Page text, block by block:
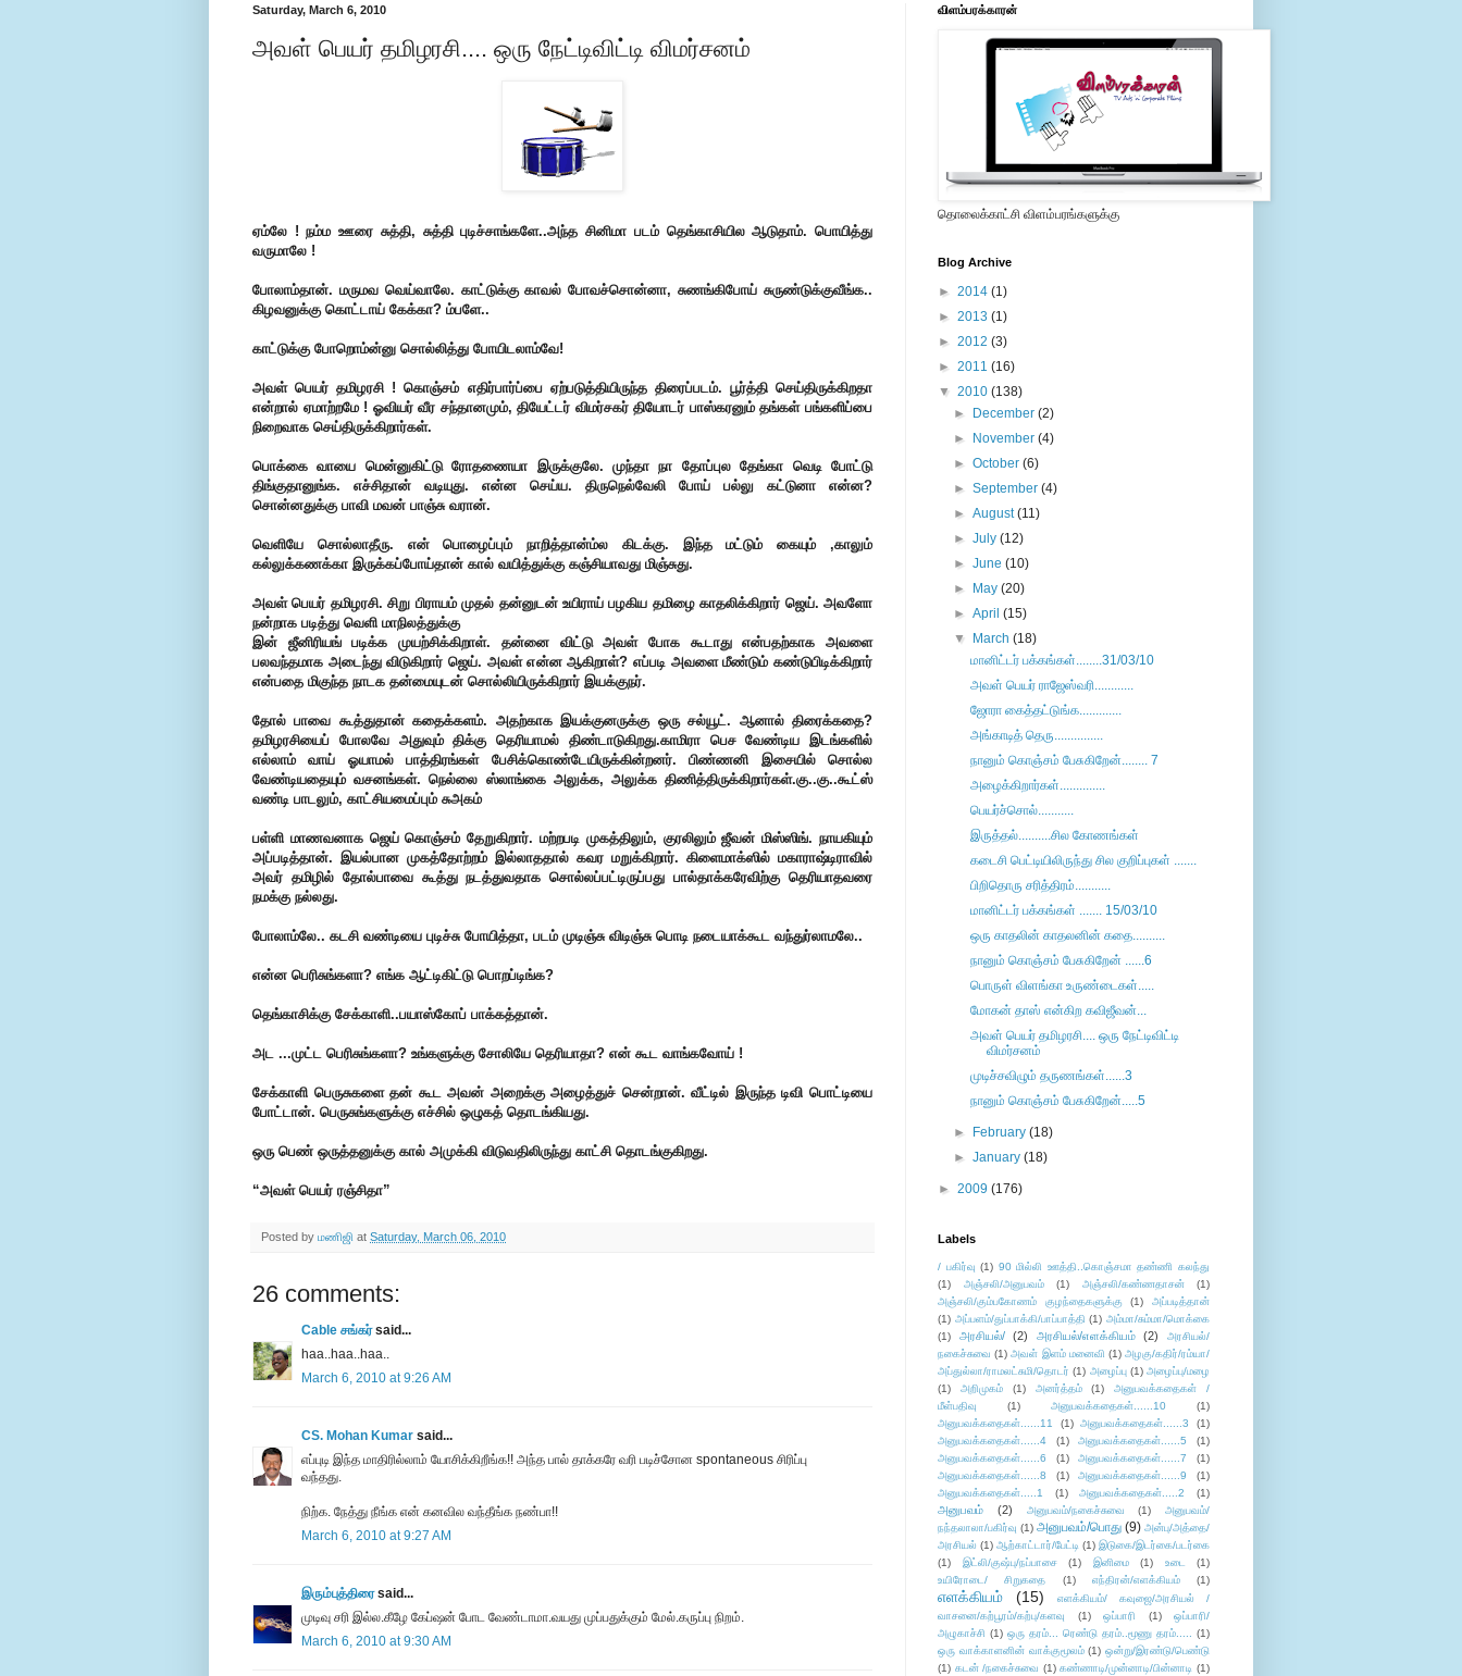
Saturday, March 6, 2010
அவள் பெயர் தமிழரசி.... ஒரு நேட்டிவிட்டி விமர்சனம்
ஏம்லே ! நம்ம ஊரை சுத்தி, சுத்தி புடிச்சாங்களே..அந்த சினிமா படம் தெங்காசியில ஆடுதாம். பொயித்து
வருமாலே !
போலாம்தான். மருமவ வெய்வாலே. காட்டுக்கு காவல் போவச்சொன்னா, சுணங்கிபோய் சுருண்டுக்குவீங்க..
கிழவனுக்கு கொட்டாய் கேக்கா? ம்பளே..
காட்டுக்கு போறொம்ன்னு சொல்லித்து போயிடலாம்வே!
அவள் பெயர் தமிழரசி ! கொஞ்சம் எதிர்பார்ப்பை ஏற்படுத்தியிருந்த திரைப்படம். பூர்த்தி செய்திருக்கிறதா
என்றால் ஏமாற்றமே ! ஓவியர் வீர சந்தானமும், தியேட்டர் விமர்சகர் தியோடர் பாஸ்கரனும் தங்கள் பங்களிப்பை
நிறைவாக செய்திருக்கிறார்கள்.
பொக்கை வாயை மென்னுகிட்டு ரோதணையா இருக்குலே. முந்தா நா தோப்புல தேங்கா வெடி போட்டு
திங்குதானுங்க. எச்சிதான் வடியுது. என்ன செய்ய. திருநெல்வேலி போய் பல்லு கட்டுனா என்ன?
சொன்னதுக்கு பாவி மவன் பாஞ்சு வரான்.
வெளியே சொல்லாதீரு. என் பொழைப்பும் நாறித்தான்ம்ல கிடக்கு. இந்த மட்டும் கையும் ,காலும்
கல்லுக்கணக்கா இருக்கப்போய்தான் கால் வயித்துக்கு கஞ்சியாவது மிஞ்சுது.
அவள் பெயர் தமிழரசி. சிறு பிராயம் முதல் தன்னுடன் உயிராய் பழகிய தமிழை காதலிக்கிறார் ஜெய். அவளோ
நன்றாக படித்து வெளி மாநிலத்துக்கு
இன் ஜீனிரியங் படிக்க முயற்சிக்கிறாள். தன்னை விட்டு அவள் போக கூடாது என்பதற்காக அவளை
பலவந்தமாக அடைந்து விடுகிறார் ஜெய். அவள் என்ன ஆகிறாள்? எப்படி அவளை மீண்டும் கண்டுபிடிக்கிறார்
என்பதை மிகுந்த நாடக தன்மையுடன் சொல்லியிருக்கிறார் இயக்குநர்.
தோல் பாவை கூத்துதான் கதைக்களம். அதற்காக இயக்குனருக்கு ஒரு சல்யூட். ஆனால் திரைக்கதை?
தமிழரசியைப் போலவே அதுவும் திக்கு தெரியாமல் திண்டாடுகிறது.காமிரா பெச வேண்டிய இடங்களில்
எல்லாம் வாய் ஓயாமல் பாத்திரங்கள் பேசிக்கொண்டேயிருக்கின்றனர். பிண்ணனி இசையில் சொல்ல
வேண்டியதையும் வசனங்கள். நெல்லை ஸ்லாங்கை அலுக்க, அலுக்க திணித்திருக்கிறார்கள்.கு..கு..கூட்ஸ்
வண்டி பாடலும், காட்சியமைப்பும் சுஅகம்
பள்ளி மாணவனாக ஜெய் கொஞ்சம் தேறுகிறார். மற்றபடி முகத்திலும், குரலிலும் ஜீவன் மிஸ்ஸிங். நாயகியும்
அப்படித்தான். இயல்பான முகத்தோற்றம் இல்லாததால் கவர மறுக்கிறார். கிளைமாக்ஸில் மகாராஷ்டிராவில்
அவர் தமிழில் தோல்பாவை கூத்து நடத்துவதாக சொல்லப்பட்டிருப்பது பால்தாக்கரேவிற்கு தெரியாதவரை
நமக்கு நல்லது.
போலாம்லே.. கடசி வண்டியை புடிச்சு போயித்தா, படம் முடிஞ்சு விடிஞ்சு பொடி நடையாக்கூட வந்துர்லாமலே..
என்ன பெரிசுங்களா? எங்க ஆட்டிகிட்டு பொறப்டிங்க?
தெங்காசிக்கு சேக்காளி..பயாஸ்கோப் பாக்கத்தான்.
அட ...முட்ட பெரிசுங்களா? உங்களுக்கு சோலியே தெரியாதா? என் கூட வாங்கவோய் !
சேக்காளி பெருசுகளை தன் கூட அவன் அறைக்கு அழைத்துச் சென்றான். வீட்டில் இருந்த டிவி பொட்டியை
போட்டான். பெருசுங்களுக்கு எச்சில் ஒழுகத் தொடங்கியது.
ஒரு பெண் ஒருத்தனுக்கு கால் அமுக்கி விடுவதிலிருந்து காட்சி தொடங்குகிறது.
“அவள் பெயர் ரஞ்சிதா”
Posted by மணிஜி at Saturday, March 06, 2010
26 comments:
Cable சங்கர்said...
haa..haa..haa..
March 6, 2010 at 9:26 AM
CS. Mohan Kumar said...
எப்புடி இந்த மாதிரில்லாம் யோசிக்கிறீங்க!! அந்த பால் தாக்கரே வரி படிச்சோன spontaneous சிரிப்பு
வந்தது.
நிற்க. நேத்து நீங்க என் கனவில வந்தீங்க நண்பா!!
March 6, 2010 at 9:27 AM
இரும்புத்திரைsaid...
முடிவு சரி இல்ல.கீழே கேப்ஷன் போட வேண்டாமா.வயது முப்பதுக்கும் மேல்.கருப்பு நிறம்.
March 6, 2010 at 9:30 AM
விளம்பரக்காரன்
தொலைக்காட்சி விளம்பரங்களுக்கு
Blog Archive
► 2014 (1)
► 2013 (1)
► 2012 (3)
► 2011 (16)
▼ 2010 (138)
►
December(2)
►
November(4)
►October(6)
►September(4)
►August(11)
►July(12)
►June(10)
►
May(20)
►April(15)
▼
March(18)
மானிட்டர் பக்கங்கள்........31/03/10
அவள் பெயர் ராஜேஸ்வரி............
ஜோரா கைத்தட்டுங்க.............
அங்காடித் தெரு...............
நானும் கொஞ்சம் பேசுகிறேன்........ 7
அழைக்கிறார்கள்..............
பெயர்ச்சொல்...........
இருத்தல்..........சில கோணங்கள்
கடைசி பெட்டியிலிருந்து சில குறிப்புகள் .......
பிறிதொரு சரித்திரம்...........
மானிட்டர் பக்கங்கள் ....... 15/03/10
ஒரு காதலின் காதலனின் கதை..........
நானும் கொஞ்சம் பேசுகிறேன் ......6
பொருள் விளங்கா உருண்டைகள்.....
மோகன் தாஸ் என்கிற கவிஜீவன்...
அவள் பெயர் தமிழரசி.... ஒரு நேட்டிவிட்டி
விமர்சனம்
முடிச்சவிழும் தருணங்கள்......3
நானும் கொஞ்சம் பேசுகிறேன்.....5
► February(18)
►January(18)
► 2009 (176)
Labels
/ பகிர்வு (1) 90 மில்லி ஊத்தி..கொஞ்சமா தண்ணி கலந்து
(1)
அஞ்சலி/அனுபவம் (1) அஞ்சலி/கண்ணதாசன்
(1)
அஞ்சலி/கும்பகோணம் குழந்தைகளுக்கு
(1)
அப்படித்தான்
(1) அப்பளம்/துப்பாக்கி/பாப்பாத்தி (1) அம்மா/சும்மா/மொக்கை
(1)
அரசியல்/ (2) அரசியல்/எளக்கியம் (2)
அரசியல்/
நகைச்சுவை (1) அவள் இளம் மனைவி (1) அழகு/கதிர்/ரம்யா/
அப்துல்லா/ராமலட்சுமி/தொடர் (1) அழைப்பு (1) அழைப்பு/மழை
(1)
அறிமுகம் (1) அனர்த்தம் (1)
அனுபவக்கதைகள் /
மீள்பதிவு
(1) அனுபவக்கதைகள்......10
(1)
அனுபவக்கதைகள்......11
(1) அனுபவக்கதைகள்......3
(1)
அனுபவக்கதைகள்......4
(1) அனுபவக்கதைகள்......5
(1)
அனுபவக்கதைகள்......6
(1) அனுபவக்கதைகள்......7
(1)
அனுபவக்கதைகள்......8
(1) அனுபவக்கதைகள்......9
(1)
அனுபவக்கதைகள்.....1
(1) அனுபவக்கதைகள்.....2 (1)
அனுபவம் (2) அனுபவம்/நகைச்சுவை (1)
அனுபவம்/
நந்தலாலா/பகிர்வு (1) அனுபவம்/பொது (9) அன்பு/அத்தை/
அரசியல் (1) ஆற்காட்டார்/பேட்டி (1) இடுகை/இடர்கை/படர்கை
(1)
இட்லி/குஷ்பு/நப்பாசை (1) இனிமை (1) உடை
(1)
உயிரோடை/ சிறுகதை
(1) எந்திரன்/எளக்கியம் (1)
எளக்கியம் (15)
எளக்கியம்/ கவுஜை/அரசியல் /
வாசனை/கற்பூரம்/கற்பு/களவு
(1) ஒப்பாரி (1)
ஒப்பாரி/
அழுகாச்சி (1) ஒரு தரம்... ரெண்டு தரம்..மூணு தரம்..... (1)
ஒரு வாக்காளனின் வாக்குமூலம் (1) ஒன்று/இரண்டு/பெண்டு
(1) கடன் /நகைச்சுவை (1) கண்ணாடி/முன்னாடி/பின்னாடி (1)